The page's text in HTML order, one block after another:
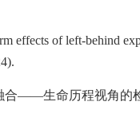
effects of left-behind
合——生命历程视角的